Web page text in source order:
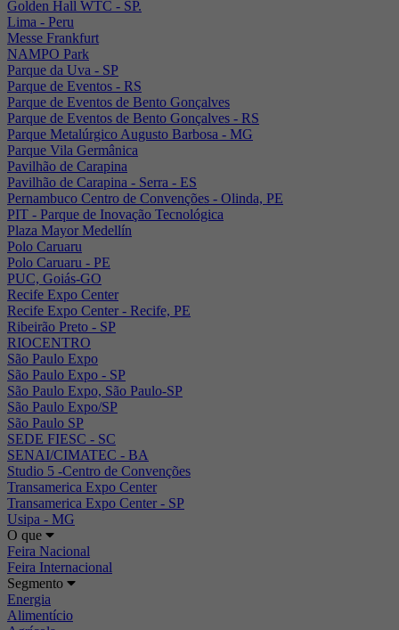
Golden Hall WTC - SP.
Lima - Peru
Messe Frankfurt
NAMPO Park
Parque da Uva - SP
Parque de Eventos - RS
Parque de Eventos de Bento Gonçalves
Parque de Eventos de Bento Gonçalves - RS
Parque Metalúrgico Augusto Barbosa - MG
Parque Vila Germânica
Pavilhão de Carapina
Pavilhão de Carapina - Serra - ES
Pernambuco Centro de Convenções - Olinda, PE
PIT - Parque de Inovação Tecnológica
Plaza Mayor Medellín
Polo Caruaru
Polo Caruaru - PE
PUC, Goiás-GO
Recife Expo Center
Recife Expo Center - Recife, PE
Ribeirão Preto - SP
RIOCENTRO
São Paulo Expo
São Paulo Expo - SP
São Paulo Expo, São Paulo-SP
São Paulo Expo/SP
São Paulo SP
SEDE FIESC - SC
SENAI/CIMATEC - BA
Studio 5 -Centro de Convenções
Transamerica Expo Center
Transamerica Expo Center - SP
Usipa - MG
O que
Feira Nacional
Feira Internacional
Segmento
Energia
Alimentício